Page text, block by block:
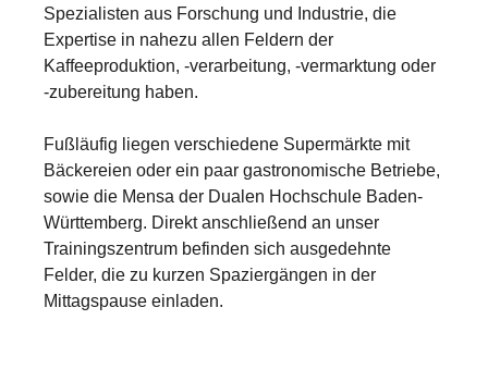
Spezialisten aus Forschung und Industrie, die
Expertise in nahezu allen Feldern der
Kaffeeproduktion, -verarbeitung, -vermarktung oder
-zubereitung haben.
Fußläufig liegen verschiedene Supermärkte mit
Bäckereien oder ein paar gastronomische Betriebe,
sowie die Mensa der Dualen Hochschule Baden-
Württemberg. Direkt anschließend an unser
Trainingszentrum befinden sich ausgedehnte
Felder, die zu kurzen Spaziergängen in der
Mittagspause einladen.